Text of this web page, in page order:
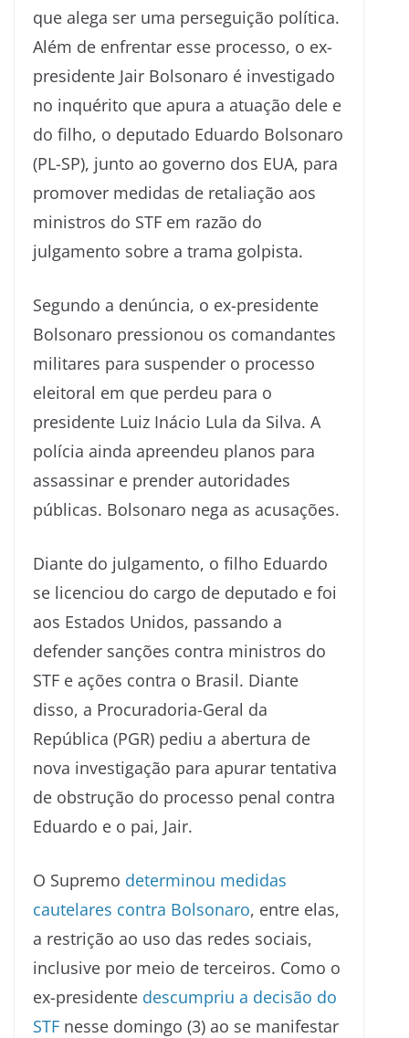
que alega ser uma perseguição política.
Além de enfrentar esse processo, o ex-
presidente Jair Bolsonaro é investigado
no inquérito que apura a atuação dele e
do filho, o deputado Eduardo Bolsonaro
(PL-SP), junto ao governo dos EUA, para
promover medidas de retaliação aos
ministros do STF em razão do
julgamento sobre a trama golpista.
Segundo a denúncia, o ex-presidente
Bolsonaro pressionou os comandantes
militares para suspender o processo
eleitoral em que perdeu para o
presidente Luiz Inácio Lula da Silva. A
polícia ainda apreendeu planos para
assassinar e prender autoridades
públicas. Bolsonaro nega as acusações.
Diante do julgamento, o filho Eduardo
se licenciou do cargo de deputado e foi
aos Estados Unidos, passando a
defender sanções contra ministros do
STF e ações contra o Brasil. Diante
disso, a Procuradoria-Geral da
República (PGR) pediu a abertura de
nova investigação para apurar tentativa
de obstrução do processo penal contra
Eduardo e o pai, Jair.
O Supremo determinou medidas
cautelares contra Bolsonaro, entre elas,
a restrição ao uso das redes sociais,
inclusive por meio de terceiros. Como o
ex-presidente descumpriu a decisão do
STF nesse domingo (3) ao se manifestar